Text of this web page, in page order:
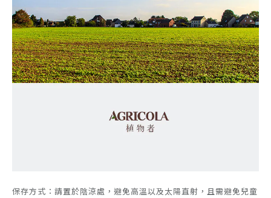
保存方式：請置於陰涼處，避免高溫以及太陽直射，且需避免兒童